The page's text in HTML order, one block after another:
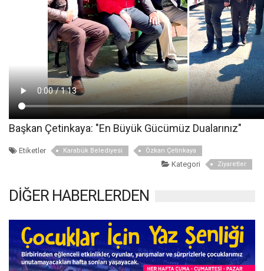
Başkan Çetinkaya: "En Büyük Gücümüz Dualarınız"
Etiketler Karabük Belediyesi Özkan Çetinkaya
Kategori Ziyaretler
DİĞER HABERLERDEN